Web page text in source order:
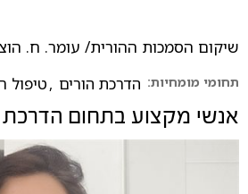
שיקום הסמכות ההורית/ עומר. ח. הוצאת
תחומי מומחיות: הדרכת הורים ,טיפול
אנשי מקצוע בתחום הדרכת